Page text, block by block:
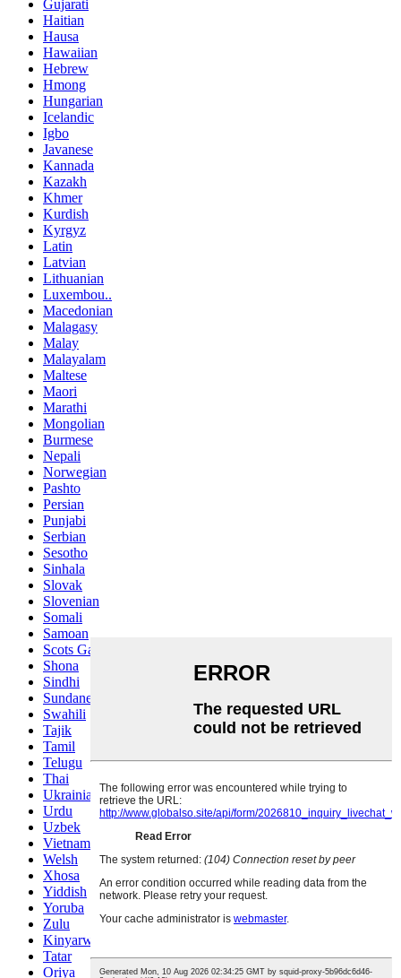
Gujarati
Haitian
Hausa
Hawaiian
Hebrew
Hmong
Hungarian
Icelandic
Igbo
Javanese
Kannada
Kazakh
Khmer
Kurdish
Kyrgyz
Latin
Latvian
Lithuanian
Luxembou..
Macedonian
Malagasy
Malay
Malayalam
Maltese
Maori
Marathi
Mongolian
Burmese
Nepali
Norwegian
Pashto
Persian
Punjabi
Serbian
Sesotho
Sinhala
Slovak
Slovenian
Somali
Samoan
Scots Gaelic
Shona
Sindhi
Sundanese
Swahili
Tajik
Tamil
Telugu
Thai
Ukrainian
Urdu
Uzbek
Vietnamese
Welsh
Xhosa
Yiddish
Yoruba
Zulu
Kinyarwanda
Tatar
Oriya